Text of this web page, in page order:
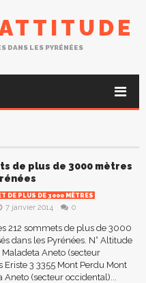
DANS LES PYRÉNÉES
de plus de 3000 mètres
DE PLUS DE 3000 MÈTRES
7 janvier 2014 0
212 sommets de plus de 3000
dans les Pyrénées. N° Altitude
Aneto (secteur
Eriste 3 3355 Mont Perdu Mont
Aneto (secteur occidental)...